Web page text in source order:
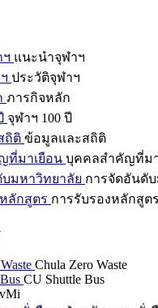
แนะนำจุฬาฯ
ประวัติจุฬาฯ
ภารกิจหลัก
จุฬาฯ 100 ปี
ถิติ ข้อมูลและสถิติ
ที่มาเยือน บุคคลสำคัญที่ม
มหาวิทยาลัย การจัดอันดั
ลักสูตร การรับรองหลักสูตร
Chula Zero Waste
CU Shuttle Bus